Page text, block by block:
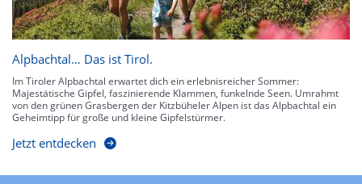
Alpbachtal… Das ist Tirol.
Im Tiroler Alpbachtal erwartet dich ein erlebnisreicher Sommer:
Majestätische Gipfel, faszinierende Klammen, funkelnde Seen. Umrahmt
von den grünen Grasbergen der Kitzbüheler Alpen ist das Alpbachtal ein
Geheimtipp für große und kleine Gipfelstürmer.
Jetzt entdecken